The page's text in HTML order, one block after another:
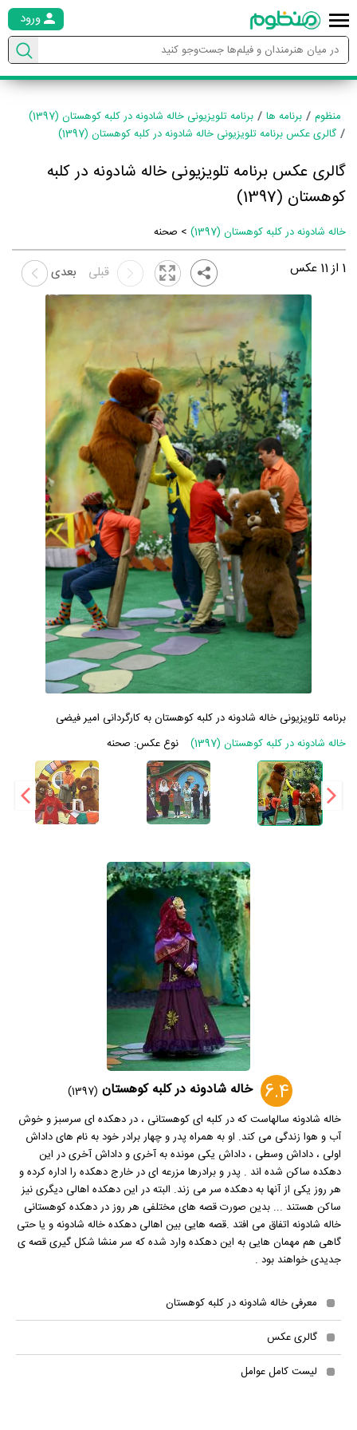
ورود
منظوم برنامه ها
برنامه تلویزیونی خاله شادونه در کلبه کوهستان (1397)
گالری عکس برنامه تلویزیونی خاله شادونه در کلبه کوهستان (1397)
گالری عکس برنامه تلویزیونی خاله شادونه در کلبه
کوهستان (1397)
خاله شادونه در کلبه کوهستان (1397) > صحنه
1 از11 عکس بعدی قبلی
برنامه تلویزیونی خاله شادونه در کلبه کوهستان به کارگردانی امیر فیضی
خاله شادونه در کلبه کوهستان (1397)
نوع عکس: صحنه
6.4 خاله شادونه در کلبه کوهستان (1397)
خاله شادونه سالهاست که در کلبه ای کوهستانی ، در دهکده ای سرسبز و خوش
آب و هوا زندگی می کند. او به همراه پدر و چهار برادر خود به نام های داداش
اولی ، داداش وسطی ، داداش یکی مونده به آخری و داداش آخری در این
دهکده ساکن شده اند . پدر و برادرها مزرعه ای در خارج دهکده را اداره کرده و
هر روز یکی از آنها به دهکده سر می زند. البته در این دهکده اهالی دیگری نیز
ساکن هستند ... بدین صورت قصه های مختلفی هر روز در دهکده کوهستانی
خاله شادونه اتفاق می افتد .قصه هایی بین اهالی دهکده خاله شادونه و یا حتی
گاهی هم مهمان هایی به این دهکده وارد شده که سر منشا شکل گیری قصه ی
جدیدی خواهند بود .
معرفی خاله شادونه در کلبه کوهستان
گالری عکس
لیست کامل عوامل